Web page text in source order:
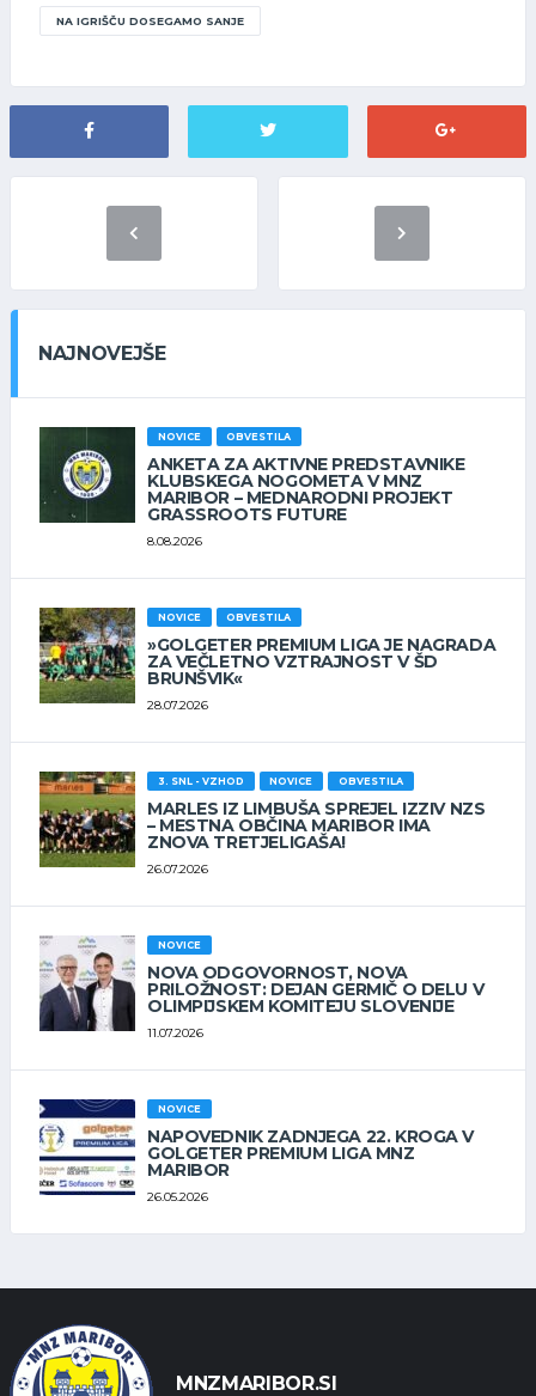
NA IGRIŠČU DOSEGAMO SANJE
NAJNOVEJŠE
NOVICE OBVESTILA
ANKETA ZA AKTIVNE PREDSTAVNIKE
KLUBSKEGA NOGOMETA V MNZ
MARIBOR – MEDNARODNI PROJEKT
GRASSROOTS FUTURE
8.08.2026
NOVICE OBVESTILA
»GOLGETER PREMIUM LIGA JE NAGRADA
ZA VEČLETNO VZTRAJNOST V ŠD
BRUNŠVIK«
28.07.2026
3. SNL - VZHOD NOVICE OBVESTILA
MARLES IZ LIMBUŠA SPREJEL IZZIV NZS
– MESTNA OBČINA MARIBOR IMA
ZNOVA TRETJELIGAŠA!
26.07.2026
NOVICE
NOVA ODGOVORNOST, NOVA
PRILOŽNOST: DEJAN GERMIČ O DELU V
OLIMPIJSKEM KOMITEJU SLOVENIJE
11.07.2026
NOVICE
NAPOVEDNIK ZADNJEGA 22. KROGA V
GOLGETER PREMIUM LIGA MNZ
MARIBOR
26.05.2026
MNZMARIBOR.SI